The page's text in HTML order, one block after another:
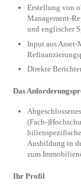
Erstellung von
Management-
und englischer
Input aus
Direkte
Das
(Fach-
Ausbildung in
zum
Ihr Profil